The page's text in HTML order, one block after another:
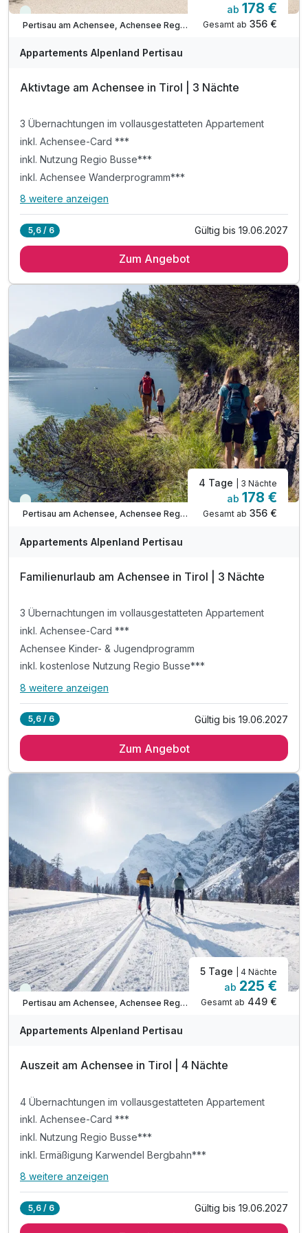
Ausstattung
Für 7 Tage p.P. ab383,10 €
Familienzimmer
2 Erwachsene und 2 Kinder
Viele Termine frei
Pertisau am Achensee, Achensee Region
ab 178 €
Gesamt ab 356 €
Appartements Alpenland Pertisau
Aktivtage am Achensee in Tirol | 3 Nächte
3 Übernachtungen im vollausgestatteten Appartement
inkl. Achensee-Card ***
inkl. Nutzung Regio Busse***
inkl. Achensee Wanderprogramm***
Alle Inklusivleistungen
inkl. Achensee-Card ***
inkl. Achensee Wanderprogramm***
inkl. Ermäßigung Karwendel Bergbahn***
inkl. Ermäßigung Achenseeschifffahrt***
Tipp: Brötchenservice auf Bestellung
Tipp: Achensee wenige Minuten zu Fuß erreichbar
Tipp: Stand Up Paddeln am Achensee
Tipp: Tauchgang am Achensee
ACHTUNG: Endreinigung & OT nicht inkludiert**
ACHTUNG: Aufpreis 3te & 4te Person*
8 weitere anzeigen
5,6 / 6 Gültig bis 19.06.2027
Zum Angebot
Viele Termine frei
Pertisau am Achensee, Achensee Region
4 Tage | 3 Nächte
ab 178 €
Gesamt ab 356 €
Appartements Alpenland Pertisau
Familienurlaub am Achensee in Tirol | 3 Nächte
3 Übernachtungen im vollausgestatteten Appartement
inkl. Achensee-Card ***
Achensee Kinder- & Jugendprogramm
inkl. kostenlose Nutzung Regio Busse***
Alle Inklusivleistungen
inkl. Achensee-Card ***
inkl. Ermäßigung Karwendel Bergbahn***
Tipp: täglich frisches Brot auf Bestellung
Tipp: Abenteuerpark Achensee
Tipp: Atoll Achensee - Freizeitzentrum
Tipp: Kostenloses Freibad und See-Zugänge
ACHTUNG: Endreinigung & OT nicht inkludiert**
ACHTUNG: Aufpreis 3te & 4te Person*
8 weitere anzeigen
5,6 / 6 Gültig bis 19.06.2027
Zum Angebot
Viele Termine frei
Pertisau am Achensee, Achensee Region
5 Tage | 4 Nächte
ab 225 €
Gesamt ab 449 €
Appartements Alpenland Pertisau
Auszeit am Achensee in Tirol | 4 Nächte
4 Übernachtungen im vollausgestatteten Appartement
inkl. Achensee-Card ***
inkl. Nutzung Regio Busse***
inkl. Ermäßigung Karwendel Bergbahn***
Alle Inklusivleistungen
8 weitere anzeigen
5,6 / 6 Gültig bis 19.06.2027